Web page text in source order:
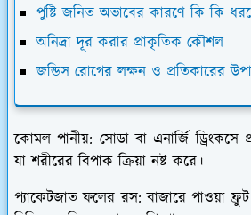
পুষ্টি জনিত অভাবের কারণে কি কি
অনিদ্রা দূর করার প্রাকৃতিক কৌশল
জন্ডিস রোগের লক্ষন ও প্রতিকারের
​কোমল পানীয়: সোডা বা এনার্জি ড্রিংকসে
যা শরীরের বিপাক ক্রিয়া নষ্ট করে।
​প্যাকেটজাত ফলের রস: বাজারে পাওয়া